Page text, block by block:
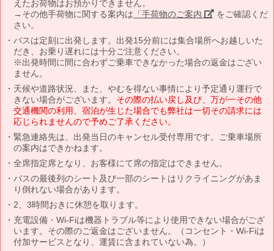
えたお荷物はお預かりできません。
→その他手荷物に関する案内は 「手荷物のご案内」 をご確認くだ
さい。
バスは定刻に出発します。出発15分前には集合場所へお越しいた
だき、お乗り遅れには十分ご注意ください。
※出発時間に間に合わずご乗車できなかった場合の返金はござい
ません。
天候や道路状況、また、やむを得ない事情により予定通り運行で
きない場合がございます。 その際の払い戻し及び、万が一その他
交通機関の利用、宿泊が生じた場合でも弊社は一切その請求には
応じられませんので予めご了承ください。
緊急連絡先は、出発当日のキャンセル受付専用です。ご乗車場所
の案内はできかねます。
全席指定席となり、お客様にて席の指定はできません。
バスの最後列のシート及び一部のシートはリクライニングがあま
り倒れない場合があります。
2、3時間おきに休憩を取ります。
充電設備・Wi-Fiは機器トラブル等により使用できない場合がござ
います。その際のご返金はございません。（コンセント・Wi-Fiは
付加サービスとなり、運賃に含まれていない為。）